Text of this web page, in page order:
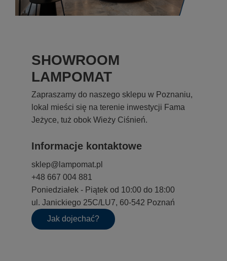
SHOWROOM
LAMPOMAT
Zapraszamy do naszego sklepu w Poznaniu,
lokal mieści się na terenie inwestycji Fama
Jeżyce, tuż obok Wieży Ciśnień.
Informacje kontaktowe
sklep@lampomat.pl
+48 667 004 881
Poniedziałek - Piątek od 10:00 do 18:00
ul. Janickiego 25C/LU7, 60-542 Poznań
Jak dojechać?